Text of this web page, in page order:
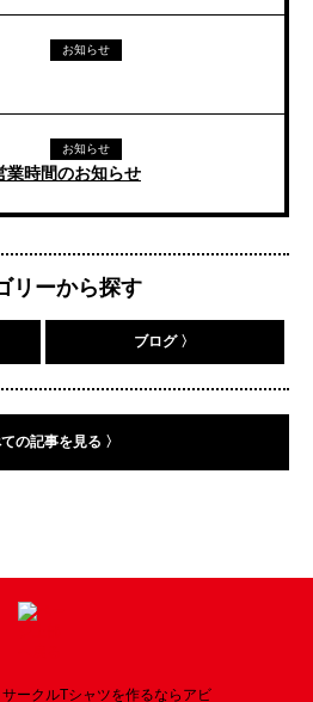
お知らせ
お知らせ
業時間のお知らせ
リーから探す
ブログ 〉
の記事を見る 〉